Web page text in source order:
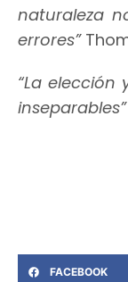
naturaleza
errores”
“La
inseparables”
FACEBOOK